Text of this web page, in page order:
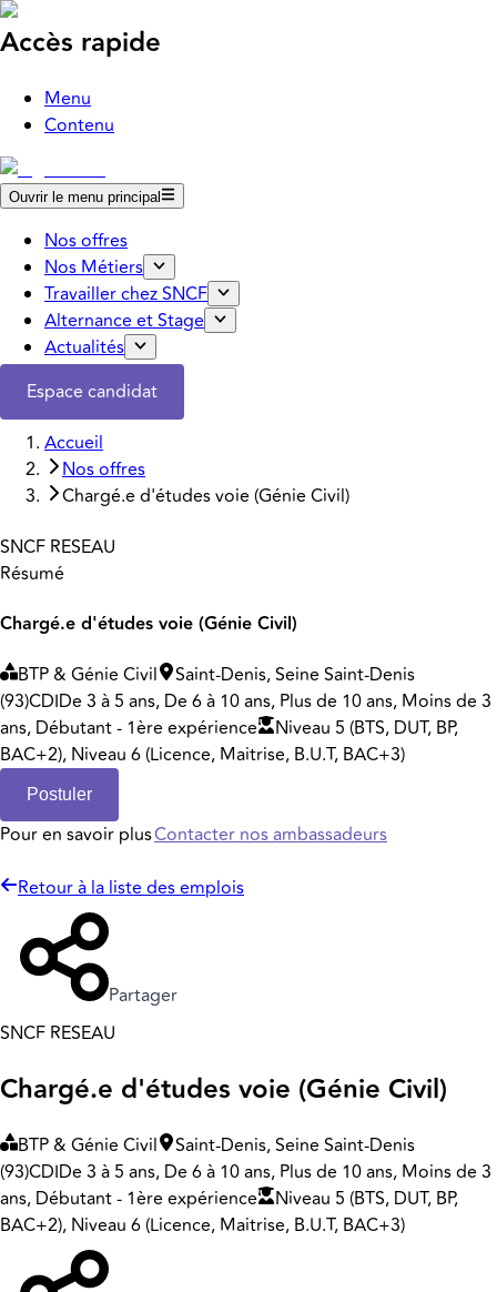
Accès rapide
Menu
Contenu
Ouvrir le menu principal
Nos offres
Nos Métiers
Travailler chez SNCF
Alternance et Stage
Actualités
Espace candidat
Accueil
Nos offres
Chargé.e d'études voie (Génie Civil)
SNCF RESEAU
Résumé
Chargé.e d'études voie (Génie Civil)
BTP & Génie Civil
Saint-Denis, Seine Saint-Denis
(93)CDIDe 3 à 5 ans, De 6 à 10 ans, Plus de 10 ans, Moins de 3
ans, Débutant - 1ère expérience
Niveau 5 (BTS, DUT, BP,
BAC+2), Niveau 6 (Licence, Maitrise, B.U.T, BAC+3)
Postuler
Pour en savoir plusContacter nos ambassadeurs
Retour à la liste des emplois
Partager
SNCF RESEAU
Chargé.e d'études voie (Génie Civil)
BTP & Génie Civil
Saint-Denis, Seine Saint-Denis
(93)CDIDe 3 à 5 ans, De 6 à 10 ans, Plus de 10 ans, Moins de 3
ans, Débutant - 1ère expérience
Niveau 5 (BTS, DUT, BP,
BAC+2), Niveau 6 (Licence, Maitrise, B.U.T, BAC+3)